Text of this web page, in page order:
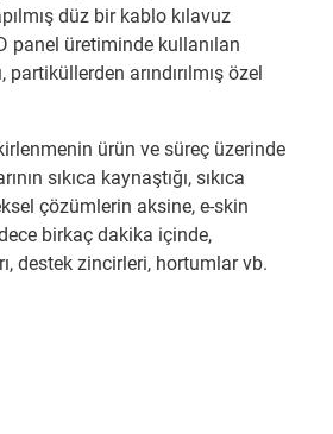
düz bir kablo kılavuz
panel üretiminde kullanılan
arındırılmış özel
ürün ve süreç üzerinde
sıkıca kaynaştığı, sıkıca
çözümlerin aksine, e-skin
birkaç dakika içinde,
destek zincirleri, hortumlar vb.